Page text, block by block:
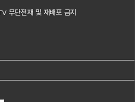
무단전재 및 재배포 금지